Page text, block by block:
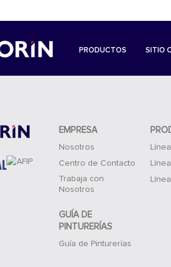
PRODUCTOS SITIO
EMPRESA
Nosotros
Centro de Contacto
Trabaja con
Nosotros
GUÍA DE
PINTURERÍAS
Guía de Pinturerías